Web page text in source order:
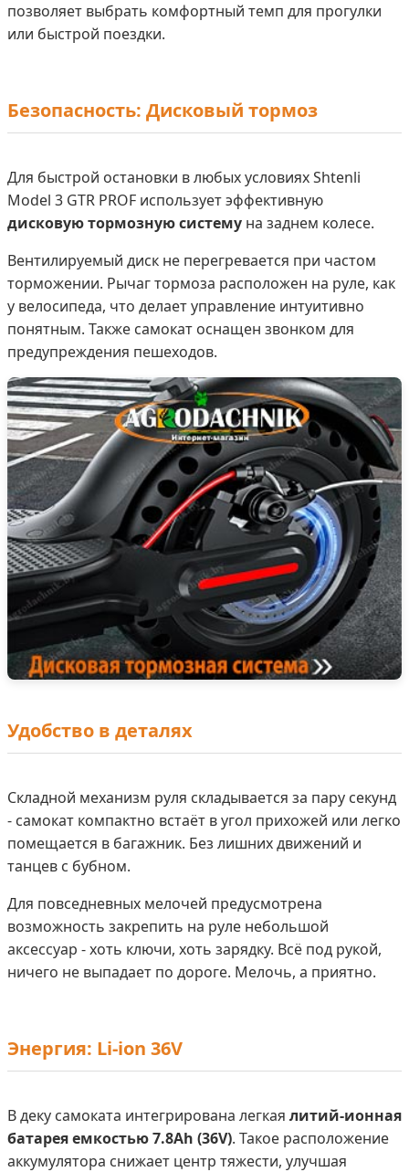
позволяет выбрать комфортный темп для прогулки
или быстрой поездки.
Безопасность: Дисковый тормоз
Для быстрой остановки в любых условиях Shtenli
Model 3 GTR PROF использует эффективную
дисковую тормозную систему на заднем колесе.
Вентилируемый диск не перегревается при частом
торможении. Рычаг тормоза расположен на руле, как
у велосипеда, что делает управление интуитивно
понятным. Также самокат оснащен звонком для
предупреждения пешеходов.
Удобство в деталях
Складной механизм руля складывается за пару секунд
- самокат компактно встаёт в угол прихожей или легко
помещается в багажник. Без лишних движений и
танцев с бубном.
Для повседневных мелочей предусмотрена
возможность закрепить на руле небольшой
аксессуар - хоть ключи, хоть зарядку. Всё под рукой,
ничего не выпадает по дороге. Мелочь, а приятно.
Энергия: Li-ion 36V
В деку самоката интегрирована легкая литий-ионная
батарея емкостью 7.8Ah (36V). Такое расположение
аккумулятора снижает центр тяжести, улучшая